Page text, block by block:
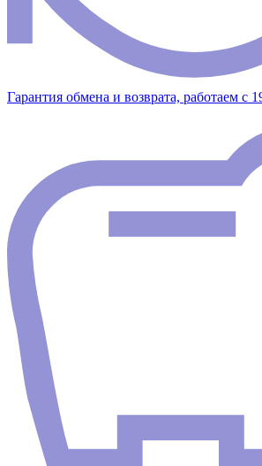
Гарантия обмена и возврата, работаем с